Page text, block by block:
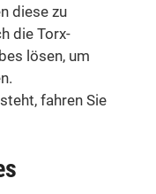
diese zu
die Torx-
lösen, um
fahren Sie